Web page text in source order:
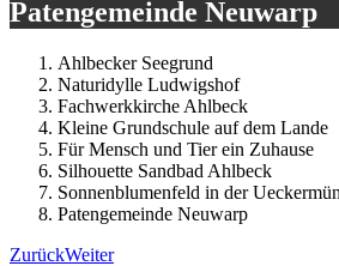
Patengemeinde Neuwarp
Ahlbecker Seegrund
Naturidylle Ludwigshof
Fachwerkkirche Ahlbeck
Kleine Grundschule auf dem Lande
Für Mensch und Tier ein Zuhause
Silhouette Sandbad Ahlbeck
Sonnenblumenfeld in der
Patengemeinde Neuwarp
ZurückWeiter